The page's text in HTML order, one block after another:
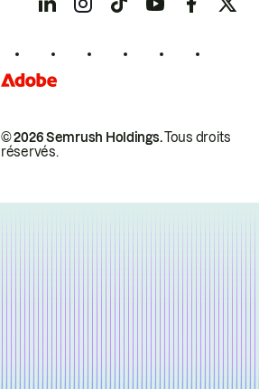
© 2026 Semrush Holdings.Tous droits
réservés.